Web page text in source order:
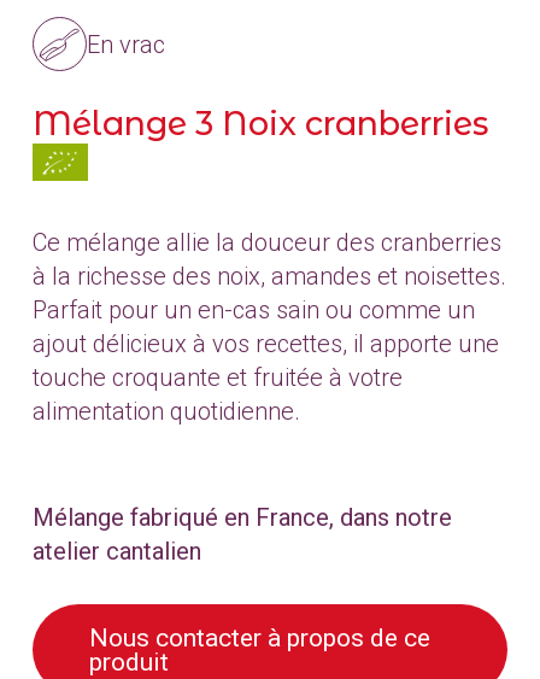
En vrac
Mélange 3 Noix cranberries
Ce mélange allie la douceur des cranberries
à la richesse des noix, amandes et noisettes.
Parfait pour un en-cas sain ou comme un
ajout délicieux à vos recettes, il apporte une
touche croquante et fruitée à votre
alimentation quotidienne.
Mélange fabriqué en France, dans notre
atelier cantalien
Nous contacter à propos de ce
produit